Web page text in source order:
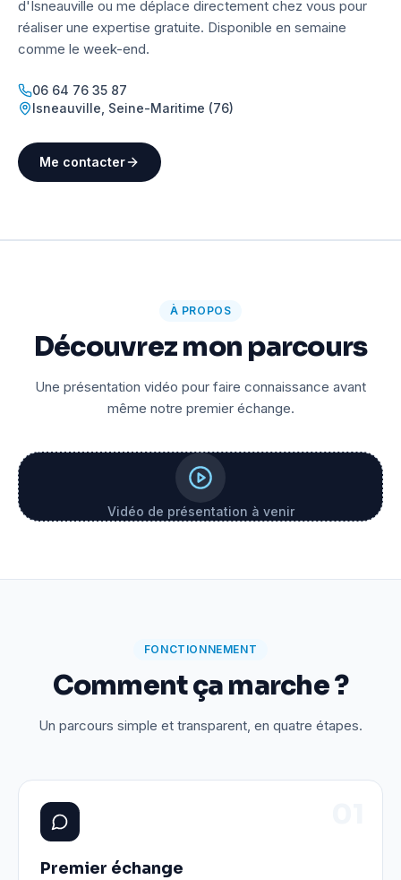
d'Isneauville ou me déplace directement chez vous pour
réaliser une expertise gratuite. Disponible en semaine
comme le week-end.
06 64 76 35 87
Isneauville Seine-Maritime (76)
Me contacter
À PROPOS
Découvrez mon parcours
Une présentation vidéo pour faire connaissance avant
même notre premier échange.
Vidéo de présentation à venir
FONCTIONNEMENT
Comment ça marche ?
Un parcours simple et transparent, en quatre étapes.
Premier échange